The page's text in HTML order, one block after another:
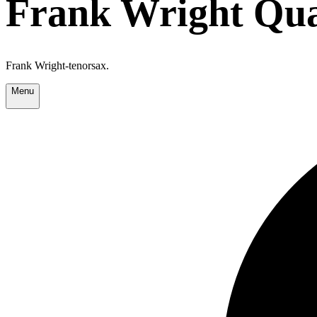
Frank Wright
Frank Wright-tenorsax.
Menu